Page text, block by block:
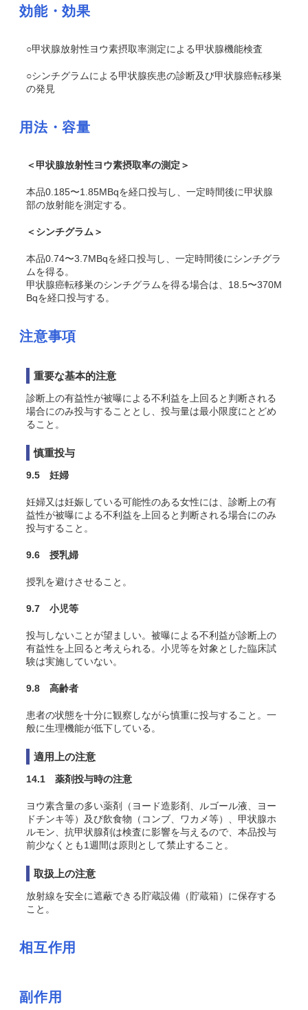
効能・効果
○甲状腺放射性ヨウ素摂取率測定による甲状腺機能検査
○シンチグラムによる甲状腺疾患の診断及び甲状腺癌転移巣
の発見
用法・容量
＜甲状腺放射性ヨウ素摂取率の測定＞
本品0.185〜1.85MBqを経口投与し、一定時間後に甲状腺
部の放射能を測定する。
＜シンチグラム＞
本品0.74〜3.7MBqを経口投与し、一定時間後にシンチグラ
ムを得る。
甲状腺癌転移巣のシンチグラムを得る場合は、18.5〜370M
Bqを経口投与する。
注意事項
重要な基本的注意
診断上の有益性が被曝による不利益を上回ると判断される
場合にのみ投与することとし、投与量は最小限度にとどめ
ること。
慎重投与
9.5 妊婦
妊婦又は妊娠している可能性のある女性には、診断上の有
益性が被曝による不利益を上回ると判断される場合にのみ
投与すること。
9.6 授乳婦
授乳を避けさせること。
9.7 小児等
投与しないことが望ましい。被曝による不利益が診断上の
有益性を上回ると考えられる。小児等を対象とした臨床試
験は実施していない。
9.8 高齢者
患者の状態を十分に観察しながら慎重に投与すること。一
般に生理機能が低下している。
適用上の注意
14.1 薬剤投与時の注意
ヨウ素含量の多い薬剤（ヨード造影剤、ルゴール液、ヨー
ドチンキ等）及び飲食物（コンブ、ワカメ等）、甲状腺ホ
ルモン、抗甲状腺剤は検査に影響を与えるので、本品投与
前少なくとも1週間は原則として禁止すること。
取扱上の注意
放射線を安全に遮蔽できる貯蔵設備（貯蔵箱）に保存する
こと。
相互作用
副作用